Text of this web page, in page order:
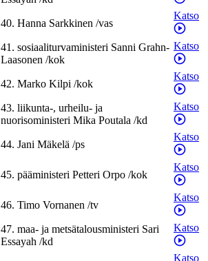
40. Hanna Sarkkinen /vas
Katso
41. sosiaaliturvaministeri Sanni Grahn-
Laasonen /kok
Katso
42. Marko Kilpi /kok
Katso
43. liikunta-, urheilu- ja
nuorisoministeri Mika Poutala /kd
Katso
44. Jani Mäkelä /ps
Katso
45. pääministeri Petteri Orpo /kok
Katso
46. Timo Vornanen /tv
Katso
47. maa- ja metsätalousministeri Sari
Essayah /kd
Katso
Katso